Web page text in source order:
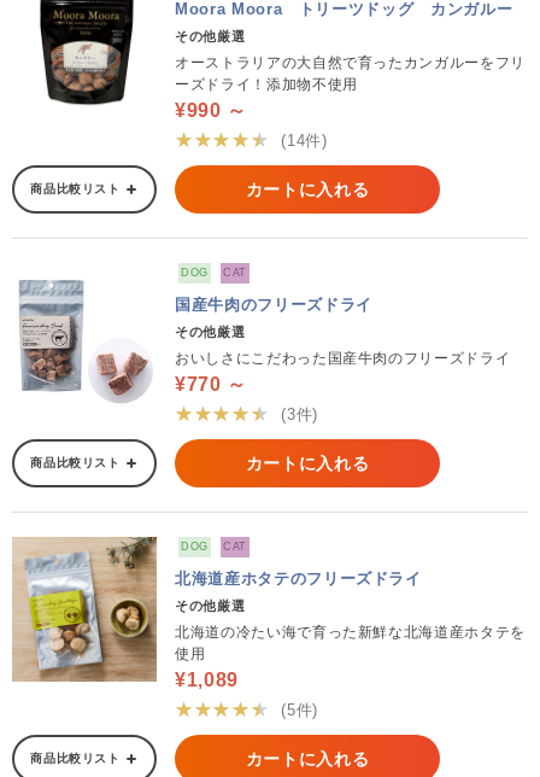
Moora Moora トリーツドッグ カンガルー
その他厳選
オーストラリアの大自然で育ったカンガルーをフリ
ーズドライ！添加物不使用
¥990 ～
★★★★★
(14件)
商品比較リスト カートに入れる
DOG CAT
国産牛肉のフリーズドライ
その他厳選
おいしさにこだわった国産牛肉のフリーズドライ
¥770 ～
★★★★★
(3件)
商品比較リスト カートに入れる
DOG CAT
北海道産ホタテのフリーズドライ
その他厳選
北海道の冷たい海で育った新鮮な北海道産ホタテを
使用
¥1,089
★★★★★
(5件)
商品比較リスト カートに入れる